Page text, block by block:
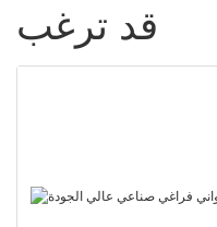
قد ترغب